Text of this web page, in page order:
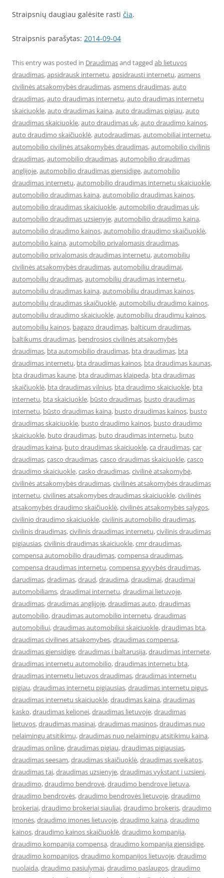
Straipsnių daugiau galėsite rasti čia.
Straipsnis parašytas: 2014-09-04
This entry was posted in Draudimasand tagged ab lietuvos
draudimas,apsidrausk internetu,apsidrausti internetu,asmens
civilinės atsakomybės draudimas,asmens draudimas,auto
draudimas,auto draudimas internetu,auto draudimas internetu
skaiciuokle,auto draudimas kaina,auto draudimas pigiau,auto
draudimas skaiciuokle,auto draudimas uk,auto draudimo kainos,
auto draudimo skaičiuoklė,autodraudimas,automobiliai internetu,
automobilio civilinės atsakomybės draudimas,automobilio civilinis
draudimas,automobilio draudimas,automobilio draudimas
anglijoje,automobilio draudimas gjensidige,automobilio
draudimas internetu,automobilio draudimas internetu skaiciuokle,
automobilio draudimas kaina,automobilio draudimas kainos,
automobilio draudimas skaiciuokle,automobilio draudimas uk,
automobilio draudimas uzsienyje,automobilio draudimo kaina,
automobilio draudimo kainos,automobilio draudimo skaičiuoklė,
automobilio kaina,automobilio privalomasis draudimas,
automobilio privalomasis draudimas internetu,automobilių
civilinės atsakomybės draudimas,automobiliu draudimai,
automobilių draudimas,automobilių draudimas internetu,
automobiliu draudimas kaina,automobiliu draudimas kainos,
automobilių draudimas skaičiuoklė,automobiliu draudimo kainos,
automobiliu draudimo skaiciuokle,automobiliu draudimu kainos,
automobilių kainos, bagazo draudimas, balticum draudimas,
baltikums draudimas, bendrosios civilinės atsakomybės
draudimas, bta automobilio draudimas, bta draudimas, bta
draudimas internetu, bta draudimas kainos, bta draudimas kaunas,
bta draudimas kaune, bta draudimas klaipeda, bta draudimas
skaičiuoklė, bta draudimas vilnius, bta draudimo skaiciuokle, bta
internetu, bta skaiciuokle, būsto draudimas, busto draudimas
internetu, būsto draudimas kaina, busto draudimas kainos, busto
draudimas skaiciuokle, busto draudimo kainos, busto draudimo
skaiciuokle, buto draudimas, buto draudimas internetu, buto
draudimas kaina, buto draudimas skaiciuokle,ca draudimas,car
draudimas,casco draudimas,casco draudimas skaiciuokle,casco
draudimo skaiciuokle,casko draudimas,civilinė atsakomybė,
civilinės atsakomybės draudimas,civilinės atsakomybės draudimas
internetu,civilines atsakomybes draudimas skaiciuokle,civilinės
atsakomybės draudimo skaičiuoklė,civilinės atsakomybės sąlygos,
civilinio draudimo skaiciuokle,civilinis automobilio draudimas,
civilinis draudimas,civilinis draudimas internetu,civilinis draudimas
pigiausias,civilinis draudimas skaiciuokle,cmr draudimas,
compensa automobilio draudimas,compensa draudimas,
compensa draudimas internetu,compensa gyvybės draudimas,
darudimas,dradimas,draud,draudima,draudimai,draudimai
automobiliams,draudimai internetu,draudimai lietuvoje,
draudimas,draudimas anglijoje,draudimas auto,draudimas
automobilio,draudimas automobilio internetu,draudimas
automobiliui,draudimas automobiliui skaiciuokle,draudimas bta,
draudimas civilines atsakomybes,draudimas compensa,
draudimas gjensidige,draudimas i baltarusija,draudimas internete,
draudimas internetu automobilio,draudimas internetu bta,
draudimas internetu lietuvos draudimas,draudimas internetu
pigiau,draudimas internetu pigiausias,draudimas internetu pigus,
draudimas internetu skaiciuokle,draudimas kaina,draudimas
kasko,draudimas kelionei,draudimas lietuvoje,draudimas
lietuvos,draudimas masinai,draudimas masinos,draudimas nuo
nelaimingų atsitikimų,draudimas nuo nelaimingų atsitikimų kaina,
draudimas online,draudimas pigiau,draudimas pigiausias,
draudimas seesam,draudimas skaičiuoklė,draudimas sveikatos,
draudimas tai,draudimas uzsienyje,draudimas vykstant i uzsieni,
draudimo,draudimo bendrovė,draudimo bendrove lietuva,
draudimo bendrovės,draudimo bendrovės lietuvoje,draudimo
brokeriai,draudimo brokeriai siauliai,draudimo brokeris,draudimo
įmonės,draudimo imones lietuvoje,draudimo kaina,draudimo
kainos,draudimo kainos skaičiuoklė,draudimo kompanija,
draudimo kompanija compensa,draudimo kompanija gjensidige,
draudimo kompanijos,draudimo kompanijos lietuvoje,draudimo
nuolaida,draudimo pasiulymai,draudimo paslaugos,draudimo